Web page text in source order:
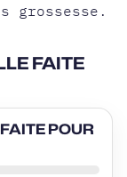
grossesse.
FAITE
POUR